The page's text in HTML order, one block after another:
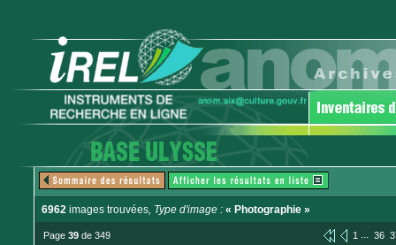
6962 images trouvées, Type d'image : « Photographie »
Page 39 de 349 1 ... 36